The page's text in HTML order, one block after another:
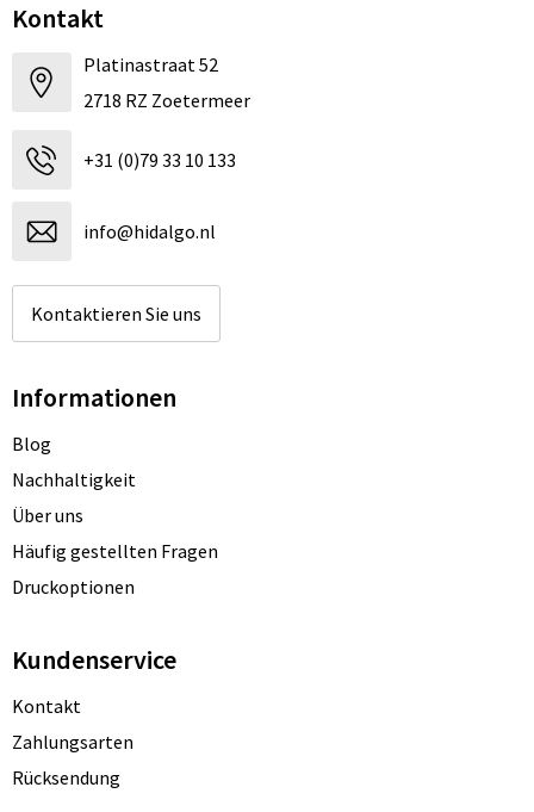
Kontakt
Platinastraat 52
2718 RZ Zoetermeer
+31 (0)79 33 10 133
info@hidalgo.nl
Kontaktieren Sie uns
Informationen
Blog
Nachhaltigkeit
Über uns
Häufig gestellten Fragen
Druckoptionen
Kundenservice
Kontakt
Zahlungsarten
Rücksendung